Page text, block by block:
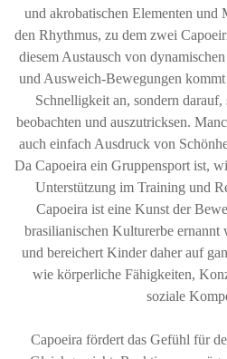
und akrobatischen Elementen
den Rhythmus, zu dem zwei
diesem Austausch von
und Ausweich-Bewegungen
Schnelligkeit an, sondern darauf,
beobachten und auszutricksen.
auch einfach Ausdruck von
Da Capoeira ein Gruppensport ist,
Unterstützung im Training und
Capoeira ist eine Kunst der
brasilianischen Kulturerbe ernannt
und bereichert Kinder daher auf
wie körperliche Fähigkeiten,
soziale
Capoeira fördert das Gefühl für